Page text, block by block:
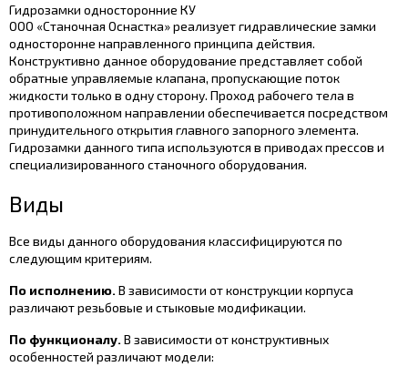
Гидрозамки односторонние КУ
ООО «Станочная Оснастка» реализует гидравлические замки
односторонне направленного принципа действия.
Конструктивно данное оборудование представляет собой
обратные управляемые клапана, пропускающие поток
жидкости только в одну сторону. Проход рабочего тела в
противоположном направлении обеспечивается посредством
принудительного открытия главного запорного элемента.
Гидрозамки данного типа используются в приводах прессов и
специализированного станочного оборудования.
Виды
Все виды данного оборудования классифицируются по
следующим критериям.
По исполнению. В зависимости от конструкции корпуса
различают резьбовые и стыковые модификации.
По функционалу. В зависимости от конструктивных
особенностей различают модели: